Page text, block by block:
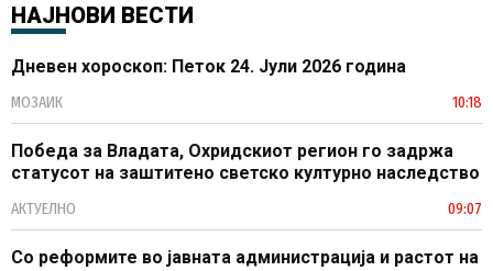
НАЈНОВИ ВЕСТИ
Дневен хороскоп: Петок 24. Јули 2026 година
МОЗАИК 10:18
Победа за Владата, Охридскиот регион го задржа
статусот на заштитено светско културно наследство
АКТУЕЛНО 09:07
Со реформите во јавната администрација и растот на